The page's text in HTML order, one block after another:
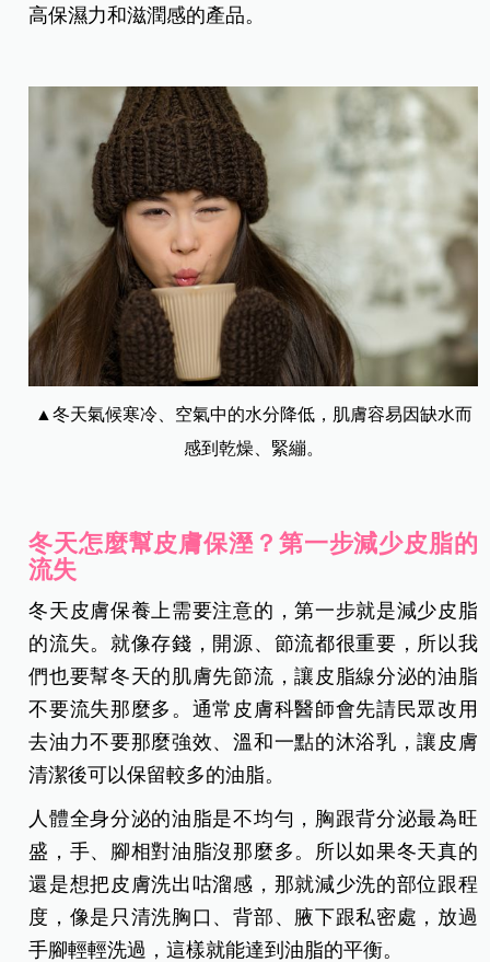
高保濕力和滋潤感的產品。
▲冬天氣候寒冷、空氣中的水分降低，肌膚容易因缺水而
感到乾燥、緊繃。
冬天怎麼幫皮膚保溼？第一步減少皮脂的
流失
冬天皮膚保養上需要注意的，第一步就是減少皮脂
的流失。就像存錢，開源、節流都很重要，所以我
們也要幫冬天的肌膚先節流，讓皮脂線分泌的油脂
不要流失那麼多。通常皮膚科醫師會先請民眾改用
去油力不要那麼強效、溫和一點的沐浴乳，讓皮膚
清潔後可以保留較多的油脂。
人體全身分泌的油脂是不均勻，胸跟背分泌最為旺
盛，手、腳相對油脂沒那麼多。所以如果冬天真的
還是想把皮膚洗出咕溜感，那就減少洗的部位跟程
度，像是只清洗胸口、背部、腋下跟私密處，放過
手腳輕輕洗過，這樣就能達到油脂的平衡。